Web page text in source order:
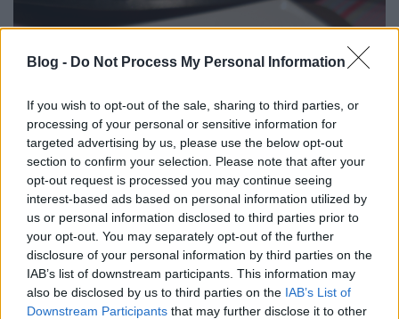
Blog - Do Not Process My Personal Information
If you wish to opt-out of the sale, sharing to third parties, or
processing of your personal or sensitive information for
targeted advertising by us, please use the below opt-out
section to confirm your selection. Please note that after your
opt-out request is processed you may continue seeing
interest-based ads based on personal information utilized by
us or personal information disclosed to third parties prior to
your opt-out. You may separately opt-out of the further
disclosure of your personal information by third parties on the
IAB’s list of downstream participants. This information may
also be disclosed by us to third parties on the IAB’s List of
Downstream Participants that may further disclose it to other